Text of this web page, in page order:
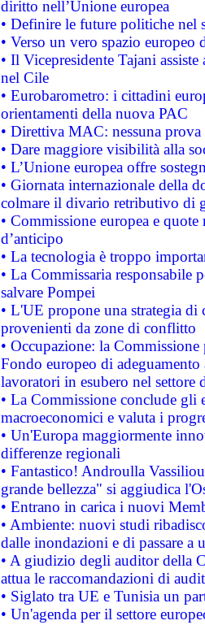
diritto nell’Unione europea
• Definire le future politiche nel
• Verso un vero spazio
• Il Vicepresidente Tajani
nel Cile
• Eurobarometro: i cittadini
orientamenti della nuova PAC
• Direttiva MAC: nessuna
• Dare maggiore visibilità alla
• L’Unione europea offre
• Giornata internazionale della
colmare il divario retributivo di
• Commissione europea e
d’anticipo
• La tecnologia è troppo
• La Commissaria responsabile
salvare Pompei
• L'UE propone una strategia
provenienti da zone di conflitto
• Occupazione: la
Fondo europeo di
lavoratori in esubero nel
• La Commissione conclude
macroeconomici e valuta i
• Un'Europa maggiormente
differenze regionali
• Fantastico! Androulla
grande bellezza" si aggiudica
• Entrano in carica i nuovi
• Ambiente: nuovi studi
dalle inondazioni e di passare a
• A giudizio degli auditor della
attua le raccomandazioni di
• Siglato tra UE e Tunisia un
• Un'agenda per il settore